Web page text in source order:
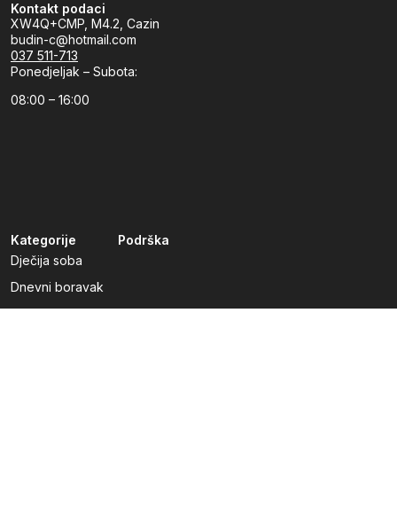
Kontakt podaci
XW4Q+CMP, M4.2, Cazin
budin-c@hotmail.com
037 511-713
Ponedjeljak – Subota:
08:00 – 16:00
Kategorije
Dječija soba
Dnevni boravak
Kuhinje po mjeri
Podrška